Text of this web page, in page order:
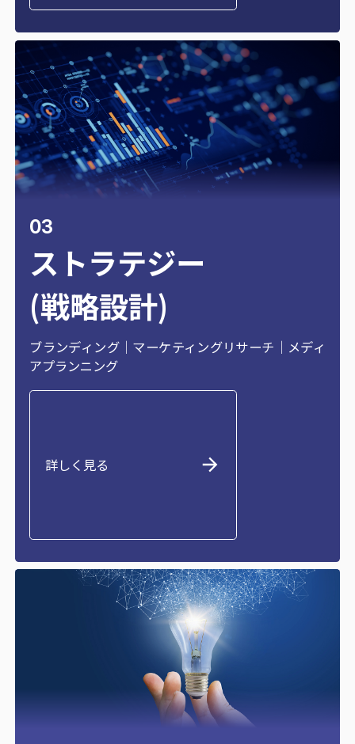
03
ストラテジー
(戦略設計)
ブランディング｜マーケティングリサーチ｜メディ
アプランニング
詳しく見る